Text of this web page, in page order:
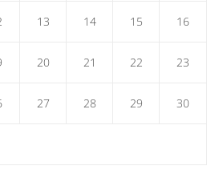
13 14 15 16
20 21 22 23
27 28 29 30